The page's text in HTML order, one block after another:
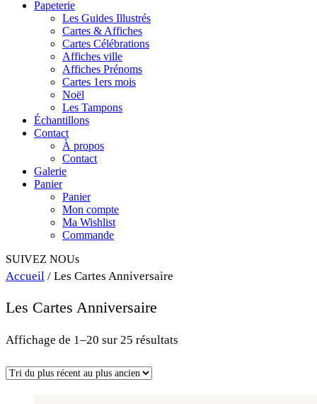
Papeterie
Les Guides Illustrés
Cartes & Affiches
Cartes Célébrations
Affiches ville
Affiches Prénoms
Cartes 1ers mois
Noël
Les Tampons
Échantillons
Contact
À propos
Contact
Galerie
Panier
Panier
Mon compte
Ma Wishlist
Commande
SUIVEZ NOUs
Accueil / Les Cartes Anniversaire
Les Cartes Anniversaire
Affichage de 1–20 sur 25 résultats